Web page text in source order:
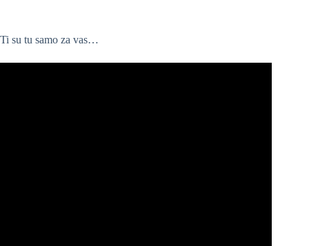
Ti su tu samo za vas…